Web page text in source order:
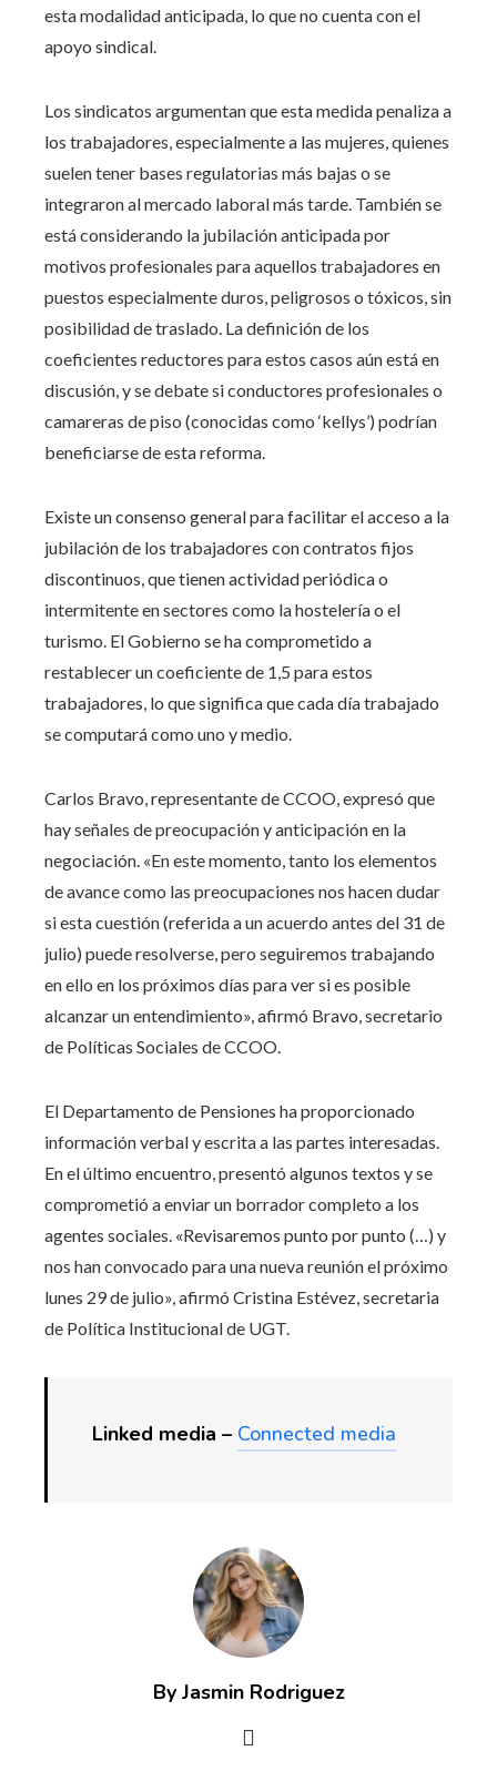
esta modalidad anticipada, lo que no cuenta con el
apoyo sindical.
Los sindicatos argumentan que esta medida penaliza a
los trabajadores, especialmente a las mujeres, quienes
suelen tener bases regulatorias más bajas o se
integraron al mercado laboral más tarde. También se
está considerando la jubilación anticipada por
motivos profesionales para aquellos trabajadores en
puestos especialmente duros, peligrosos o tóxicos, sin
posibilidad de traslado. La definición de los
coeficientes reductores para estos casos aún está en
discusión, y se debate si conductores profesionales o
camareras de piso (conocidas como ‘kellys’) podrían
beneficiarse de esta reforma.
Existe un consenso general para facilitar el acceso a la
jubilación de los trabajadores con contratos fijos
discontinuos, que tienen actividad periódica o
intermitente en sectores como la hostelería o el
turismo. El Gobierno se ha comprometido a
restablecer un coeficiente de 1,5 para estos
trabajadores, lo que significa que cada día trabajado
se computará como uno y medio.
Carlos Bravo, representante de CCOO, expresó que
hay señales de preocupación y anticipación en la
negociación. «En este momento, tanto los elementos
de avance como las preocupaciones nos hacen dudar
si esta cuestión (referida a un acuerdo antes del 31 de
julio) puede resolverse, pero seguiremos trabajando
en ello en los próximos días para ver si es posible
alcanzar un entendimiento», afirmó Bravo, secretario
de Políticas Sociales de CCOO.
El Departamento de Pensiones ha proporcionado
información verbal y escrita a las partes interesadas.
En el último encuentro, presentó algunos textos y se
comprometió a enviar un borrador completo a los
agentes sociales. «Revisaremos punto por punto (…) y
nos han convocado para una nueva reunión el próximo
lunes 29 de julio», afirmó Cristina Estévez, secretaria
de Política Institucional de UGT.
Linked media – Connected media
By Jasmin Rodriguez